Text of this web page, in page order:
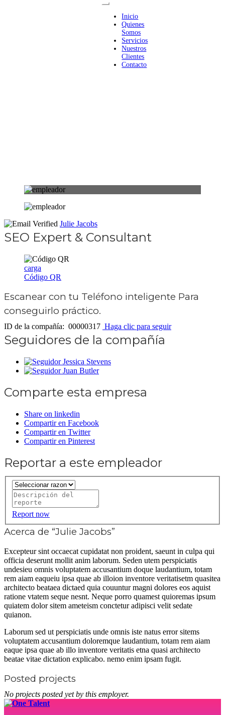
Inicio
Quienes
Somos
Servicios
Nuestros
Clientes
Contacto
Julie Jacobs
SEO Expert & Consultant
carga
Código QR
Escanear con tu Teléfono inteligente Para
conseguirlo práctico.
ID de la compañía: 00000317 Haga clic para seguir
Seguidores de la compañía
Jessica Stevens
Juan Butler
Comparte esta empresa
Share on linkedin
Compartir en Facebook
Compartir en Twitter
Compartir en Pinterest
Reportar a este empleador
Report now
Acerca de “Julie Jacobs”
Excepteur sint occaecat cupidatat non proident, saeunt in culpa qui
officia deserunt mollit anim laborum. Seden utem perspiciatis
undesieu omnis voluptatem accusantium doque laudantium, totam
rem aiam eaqueiu ipsa quae ab illoion inventore veritatisetm quasitea
architecto beataea dictaed quia couuntur magni dolores eos aquist
ratione vtatem seque nesnt. Neque porro quamest quioremas ipsum
quiatem dolor sitem ameteism conctetur adipisci velit sedate
quianon.
Laborum sed ut perspiciatis unde omnis iste natus error sitems
voluptatem accusantium doloremque laudantium, totam rem aiam
eaque ipsa quae ab illo inventore veritatis etna quasi architecto
beatae vitae dictation explicabo. nemo enim ipsam fugit.
Posted projects
No projects posted yet by this employer.